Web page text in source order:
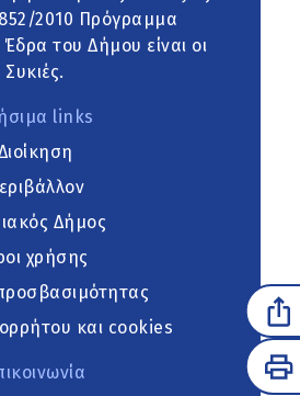
2010 Πρόγραμμα
του Δήμου είναι οι
Συκιές.
links
Δήμος
χρήσης
και cookies